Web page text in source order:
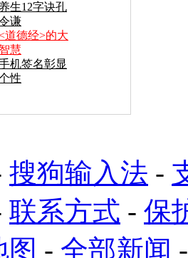
养生12字诀孔
谦
道德经>的大
智慧
机签名彰显
性
搜狗输入法 -
联系方式 - 保
图 - 全部新闻